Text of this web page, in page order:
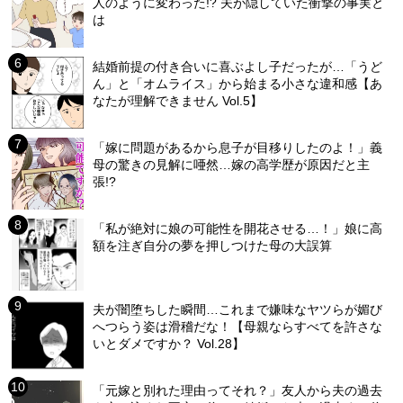
は
結婚前提の付き合いに喜ぶよし子だったが…「うど
ん」と「オムライス」から始まる小さな違和感【あ
なたが理解できません Vol.5】
「嫁に問題があるから息子が目移りしたのよ！」義
母の驚きの見解に唖然…嫁の高学歴が原因だと主
張!?
「私が絶対に娘の可能性を開花させる…！」娘に高
額を注ぎ自分の夢を押しつけた母の大誤算
夫が闇堕ちした瞬間…これまで嫌味なヤツらが媚び
へつらう姿は滑稽だな！【母親ならすべてを許さな
いとダメですか？ Vol.28】
「元嫁と別れた理由ってそれ？」友人から夫の過去